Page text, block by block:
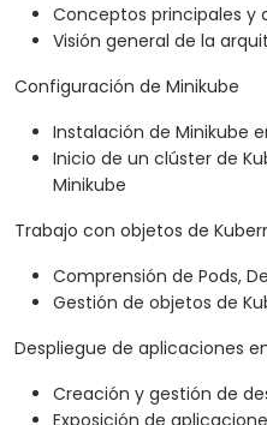
Conceptos principales y
Visión general de la
Configuración de Minikube
Instalación de Minikube
Inicio de un clúster de
Minikube
Trabajo con objetos de
Comprensión de Pods,
Gestión de objetos de
Despliegue de aplicaciones
Creación y gestión de